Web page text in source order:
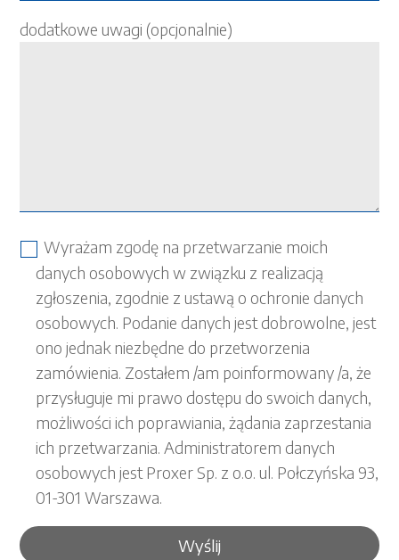
dodatkowe uwagi (opcjonalnie)
Wyrażam zgodę na przetwarzanie moich
danych osobowych w związku z realizacją
zgłoszenia, zgodnie z ustawą o ochronie danych
osobowych. Podanie danych jest dobrowolne, jest
ono jednak niezbędne do przetworzenia
zamówienia. Zostałem /am poinformowany /a, że
przysługuje mi prawo dostępu do swoich danych,
możliwości ich poprawiania, żądania zaprzestania
ich przetwarzania. Administratorem danych
osobowych jest Proxer Sp. z o.o. ul. Połczyńska 93,
01-301 Warszawa.